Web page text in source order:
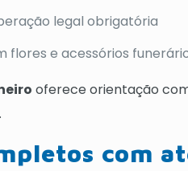
legal obrigatória
flores e acessórios
oferece orientação
com